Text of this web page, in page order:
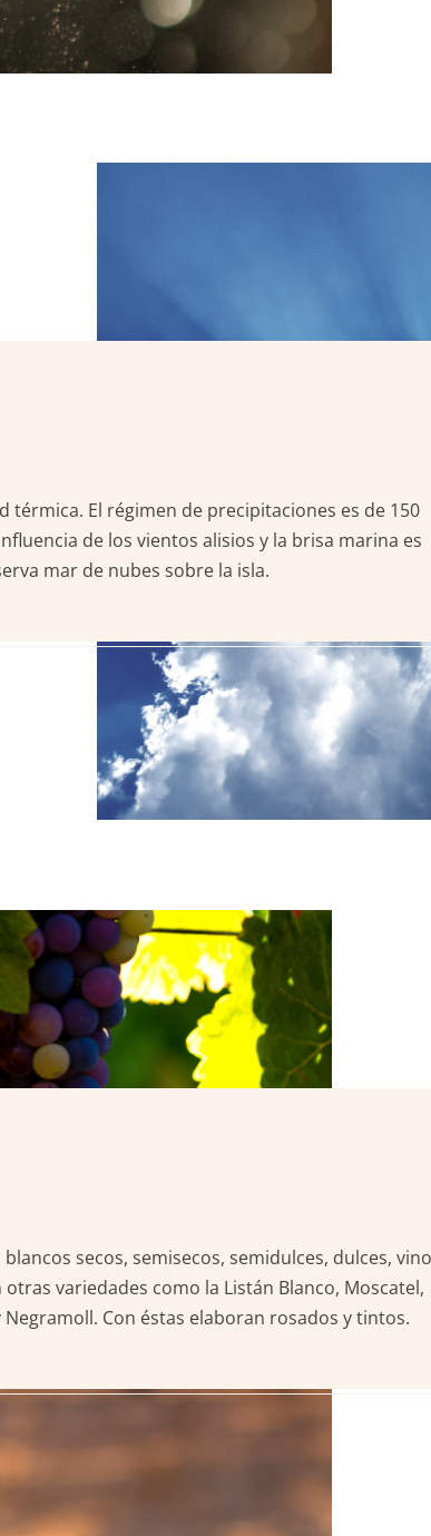
El régimen de precipitaciones es de 150
de los vientos alisios y la brisa marina es
mar de nubes sobre la isla.
secos, semisecos, semidulces, dulces,
variedades como la Listán Blanco, Moscatel,
Con éstas elaboran rosados y tintos.